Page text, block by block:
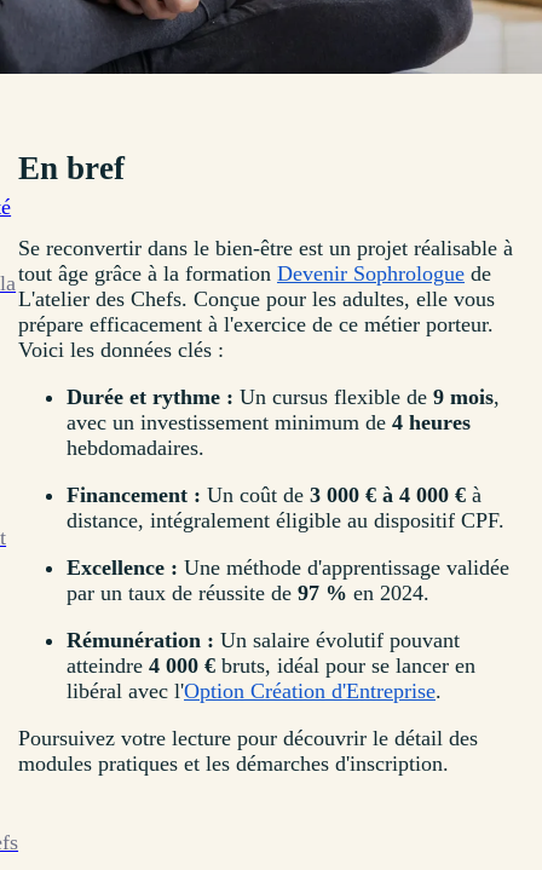
En bref
Se reconvertir dans le bien-être est un projet réalisable à
tout âge grâce à la formation Devenir Sophrologue de
L'atelier des Chefs. Conçue pour les adultes, elle vous
prépare efficacement à l'exercice de ce métier porteur.
Voici les données clés :
Durée et rythme : Un cursus flexible de 9 mois,
avec un investissement minimum de 4 heures
hebdomadaires.
Financement : Un coût de 3 000 € à 4 000 € à
distance, intégralement éligible au dispositif CPF.
Excellence : Une méthode d'apprentissage validée
par un taux de réussite de 97 % en 2024.
Rémunération : Un salaire évolutif pouvant
atteindre 4 000 € bruts, idéal pour se lancer en
libéral avec l'Option Création d'Entreprise.
Poursuivez votre lecture pour découvrir le détail des
modules pratiques et les démarches d'inscription.